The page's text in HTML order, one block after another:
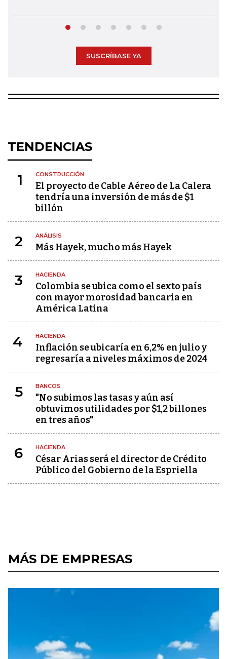
SUSCRÍBASE YA
TENDENCIAS
1 CONSTRUCCIÓN
El proyecto de Cable Aéreo de La Calera
tendría una inversión de más de $1
billón
2 ANÁLISIS
Más Hayek, mucho más Hayek
3 HACIENDA
Colombia se ubica como el sexto país
con mayor morosidad bancaria en
América Latina
4 HACIENDA
Inflación se ubicaría en 6,2% en julio y
regresaría a niveles máximos de 2024
5 BANCOS
"No subimos las tasas y aún así
obtuvimos utilidades por $1,2 billones
en tres años"
6 HACIENDA
César Arias será el director de Crédito
Público del Gobierno de la Espriella
MÁS DE EMPRESAS